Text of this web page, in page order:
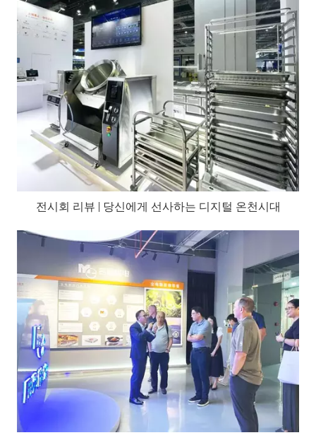
전시회 리뷰 | 당신에게 선사하는 디지털 온천시대